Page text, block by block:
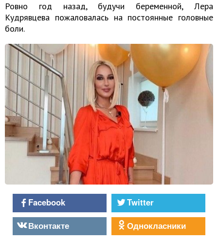
Ровно год назад, будучи беременной, Лера
Кудрявцева пожаловалась на постоянные головные
боли.
Facebook
Twitter
Вконтакте
Однокласники